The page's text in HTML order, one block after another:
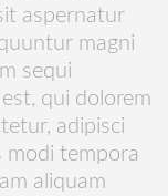
aspernatur
magni
sequi
qui dolorem
adipisci
modi tempora
aliquam